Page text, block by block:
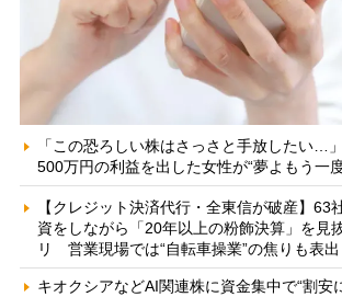
「この恐ろしい株はさっさと手放したい…
500万円の利益を出した女性が“夢よもう一
【クレジット決済代行・全東信が破産】63
資をしながら「20年以上の粉飾決算」を見
リ 営業現場では“自転車操業”の焦りも表
キオクシアなどAI関連株に資金集中で“割安